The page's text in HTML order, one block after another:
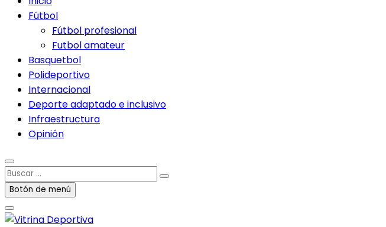
Fútbol
Fútbol profesional
Futbol amateur
Basquetbol
Polideportivo
Internacional
Deporte adaptado e inclusivo
Infraestructura
Opinión
Buscar
…Botón de menú